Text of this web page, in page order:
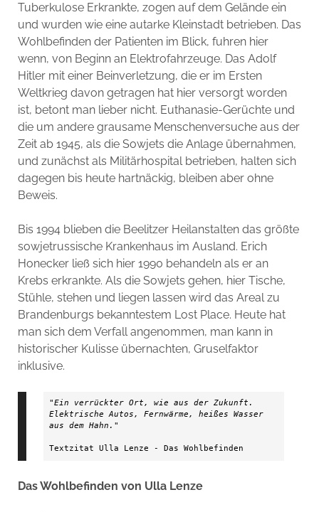
Tuberkulose Erkrankte, zogen auf dem Gelände ein
und wurden wie eine autarke Kleinstadt betrieben. Das
Wohlbefinden der Patienten im Blick, fuhren hier
wenn, von Beginn an Elektrofahrzeuge. Das Adolf
Hitler mit einer Beinverletzung, die er im Ersten
Weltkrieg davon getragen hat hier versorgt worden
ist, betont man lieber nicht. Euthanasie-Gerüchte und
die um andere grausame Menschenversuche aus der
Zeit ab 1945, als die Sowjets die Anlage übernahmen,
und zunächst als Militärhospital betrieben, halten sich
dagegen bis heute hartnäckig, bleiben aber ohne
Beweis.
Bis 1994 blieben die Beelitzer Heilanstalten das größte
sowjetrussische Krankenhaus im Ausland. Erich
Honecker ließ sich hier 1990 behandeln als er an
Krebs erkrankte. Als die Sowjets gehen, hier Tische,
Stühle, stehen und liegen lassen wird das Areal zu
Brandenburgs bekanntestem Lost Place. Heute hat
man sich dem Verfall angenommen, man kann in
historischer Kulisse übernachten, Gruselfaktor
inklusive.
"Ein verrückter Ort, wie aus der Zukunft.
Elektrische Autos, Fernwärme, heißes Wasser
aus dem Hahn."
Textzitat Ulla Lenze - Das Wohlbefinden
Das Wohlbefinden von Ulla Lenze